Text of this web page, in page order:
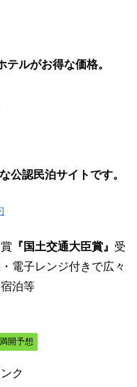
ルがお得な価格。
公認民泊サイトです。
『国土交通大臣賞』 受
電子レンジ付きで広々
泊等
開予想
ク